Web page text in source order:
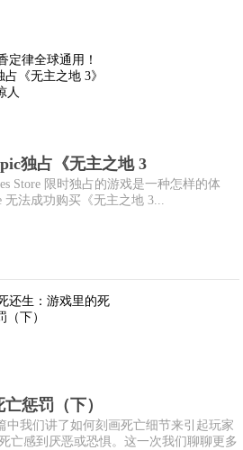
独占《无主之地 3
Store 限时独占的游戏是一种怎样的体
无法成功购买《无主之地 3...
惩罚（下）
中我们讲了如何刻画死亡细节来引起玩家
亡感到厌恶或恐惧。这一次我们聊聊更多